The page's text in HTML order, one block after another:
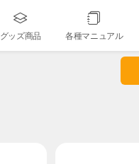
グッズ商品 各種マニュアル